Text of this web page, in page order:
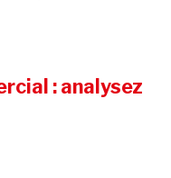
: analysez